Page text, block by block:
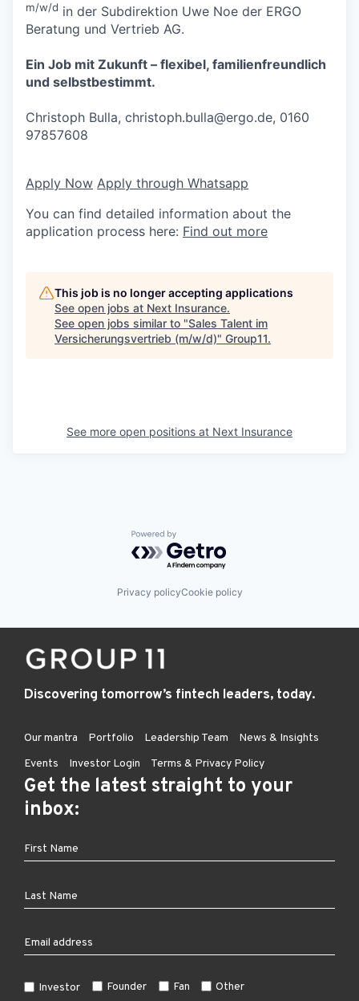
m/w/d in der Subdirektion Uwe Noe der ERGO
Beratung und Vertrieb AG.
Ein Job mit Zukunft – flexibel, familienfreundlich
und selbstbestimmt.
Christoph Bulla, christoph.bulla@ergo.de, 0160
97857608
Apply Now Apply through Whatsapp
You can find detailed information about the
application process here: Find out more
This job is no longer accepting applications
See open jobs at Next Insurance.
See open jobs similar to "Sales Talent im
Versicherungsvertrieb (m/w/d)" Group11.
See more open positions at Next Insurance
Powered by Getro.com
Privacy policyCookie policy
Discovering tomorrow’s fintech leaders, today.
Our mantra Portfolio Leadership Team
News & Insights
Events
Investor Login Terms & Privacy Policy
Get the latest straight to your
inbox:
Investor Founder Fan Other